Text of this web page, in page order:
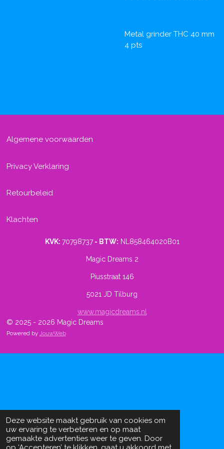
Deze website maakt gebruik van cookies om
uw ervaring te verbeteren en op maat
gemaakte advertenties weer te geven. Door
Metal grinder THC 40 mm
4 pts
Algemene voorwaarden
Privacy Verklaring
Retourbeleid
Klachten
KVK: 70798737- BTW: NL858464020B01
Magic Dreams 2
Piusstraat 146
5021 JD Tilburg
www.magicdreams.nl
© 2025 - 2026 Magic Dreams
Powered by JouwWeb